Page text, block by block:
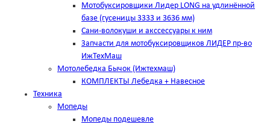
Мотобуксировщики Лидер LONG на удлинённой
базе (гусеницы 3333 и 3636 мм)
Сани-волокуши и акссессуары к ним
Запчасти для мотобуксировщиков ЛИДЕР пр-во
ИжТехМаш
Мотолебедка Бычок (Ижтехмаш)
КОМПЛЕКТЫ Лебедка + Навесное
Техника
Мопеды
Мопеды подешевле